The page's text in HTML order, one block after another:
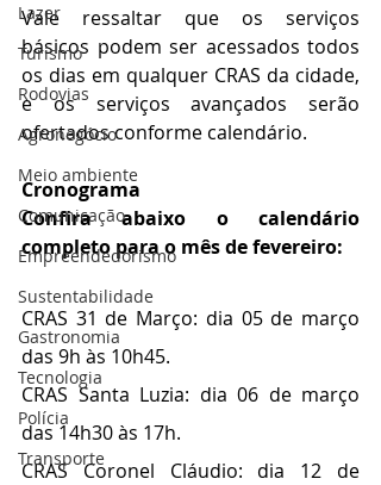
Lazer
Turismo
Rodovias
Agronegócio
Meio ambiente
Comunicação
Empreendedorismo
Sustentabilidade
Gastronomia
Tecnologia
Polícia
Transporte
Vale ressaltar que os serviços
básicos podem ser acessados todos
os dias em qualquer CRAS da cidade,
e os serviços avançados serão
ofertados conforme calendário.
Cronograma
Confira abaixo o calendário
completo para o mês de fevereiro:
CRAS 31 de Março: dia 05 de março
das 9h às 10h45.
CRAS Santa Luzia: dia 06 de março
das 14h30 às 17h.
CRAS Coronel Cláudio: dia 12 de